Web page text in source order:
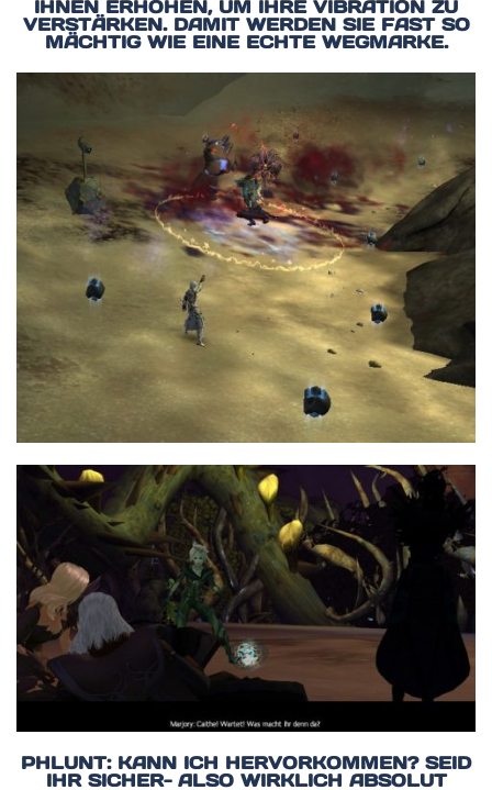
IHNEN ERHÖHEN, UM IHRE VIBRATION ZU
VERSTÄRKEN. DAMIT WERDEN SIE FAST SO
MÄCHTIG WIE EINE ECHTE WEGMARKE.
PHLUNT: KANN ICH HERVORKOMMEN? SEID
IHR SICHER- ALSO WIRKLICH ABSOLUT